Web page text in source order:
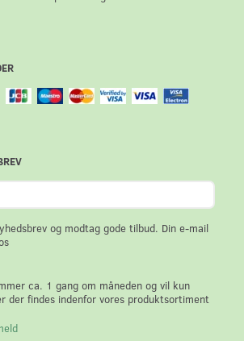
og modtag gode tilbud. Din e-mail
ca. 1 gang om måneden og vil kun
der findes indenfor vores produktsortiment